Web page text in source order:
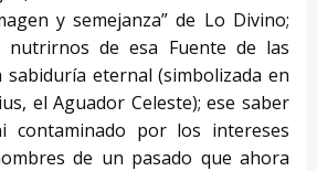
y semejanza” de Lo Divino;
de esa Fuente de las
eternal (simbolizada en
el Aguador Celeste); ese saber
contaminado por los intereses
de un pasado que ahora